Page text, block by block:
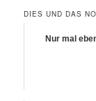
DIES UND DAS
Nur mal